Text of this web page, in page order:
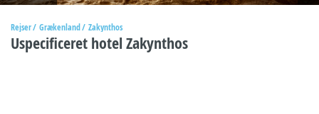
Rejser Grækenland Zakynthos
Uspecificeret hotel Zakynthos